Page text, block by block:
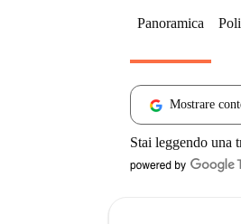
Panoramica
Mostrare
Stai leggendo una